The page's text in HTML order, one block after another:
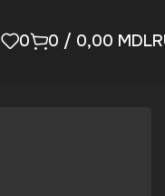
0 0 / 0,00 MDL